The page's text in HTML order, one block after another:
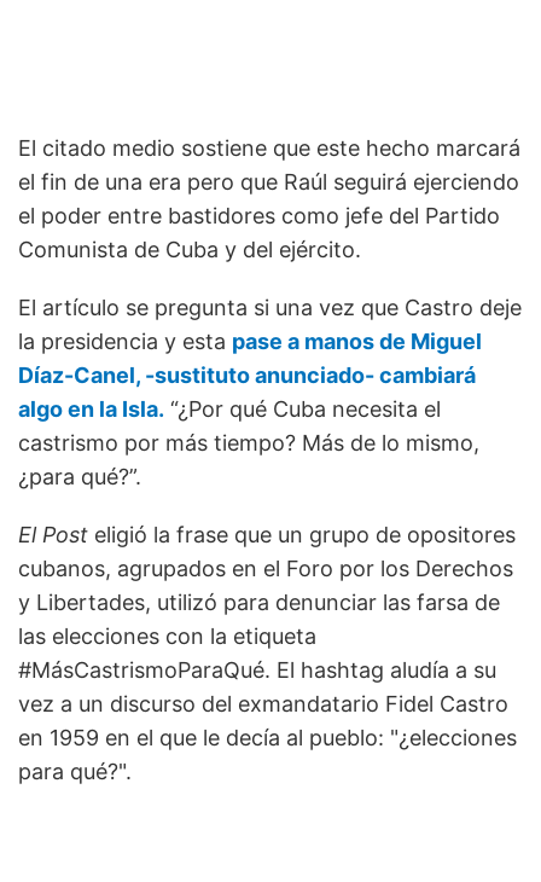
El citado medio sostiene que este hecho marcará
el fin de una era pero que Raúl seguirá ejerciendo
el poder entre bastidores como jefe del Partido
Comunista de Cuba y del ejército.
El artículo se pregunta si una vez que Castro deje
la presidencia y esta pase a manos de Miguel
Díaz-Canel, -sustituto anunciado- cambiará
algo en la Isla. “¿Por qué Cuba necesita el
castrismo por más tiempo? Más de lo mismo,
¿para qué?”.
El Post eligió la frase que un grupo de opositores
cubanos, agrupados en el Foro por los Derechos
y Libertades, utilizó para denunciar las farsa de
las elecciones con la etiqueta
#MásCastrismoParaQué. El hashtag aludía a su
vez a un discurso del exmandatario Fidel Castro
en 1959 en el que le decía al pueblo: "¿elecciones
para qué?".